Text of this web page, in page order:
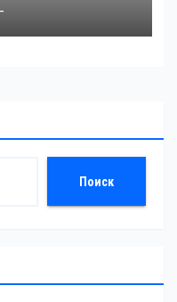
Поиск